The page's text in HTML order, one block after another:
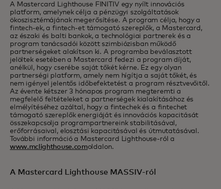
A Mastercard Lighthouse FINITIV egy nyílt innovációs
platform, amelynek célja a pénzügyi szolgáltatások
ökoszisztémájának megerősítése. A program célja, hogy a
fintech-ek, a fintech-et támogató szereplők, a Mastercard,
az északi és balti bankok, a technológiai partnerek és a
program tanácsadói között szimbiózisban működő
partnerségeket alakítson ki. A programba beválasztott
jelöltek esetében a Mastercard fedezi a program díját,
anélkül, hogy cserébe saját tőkét kérne. Ez egy olyan
partnerségi platform, amely nem hígítja a saját tőkét, és
nem igényel jelentős időbefektetést a program résztvevőitől.
Az évente kétszer 3 hónapos program megteremti a
megfelelő feltételeket a partnerségek kialakításához és
elmélyítéséhez azáltal, hogy a fintechek és a fintechet
támogató szereplők energiáját és innovációs kapacitását
összekapcsolja programpartnereink stabilitásával,
erőforrásaival, elosztási kapacitásával és útmutatásával.
További információ a Mastercard Lighthouse-ról a
www.mclighthouse.comoldalon.
A Mastercard Lighthouse MASSIV-ról